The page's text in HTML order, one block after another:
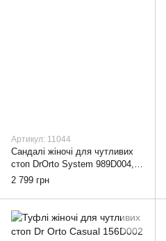
Артикул: 11044
Сандалі жіночі для чутливих
стоп DrOrto System 989D004,
38
2 799 грн